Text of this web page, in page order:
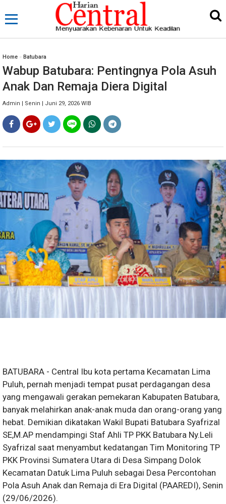
Home » Batubara
Wabup Batubara: Pentingnya Pola Asuh
Anak Dan Remaja Diera Digital
Admin | Senin | Juni 29, 2026 WIB
BATUBARA - Central Ibu kota pertama Kecamatan Lima
Puluh, pernah menjadi tempat pusat perdagangan desa
yang mengawali gerakan pemekaran Kabupaten Batubara,
banyak melahirkan anak-anak muda dan orang-orang yang
hebat. Demikian dikatakan Wakil Bupati Batubara Syafrizal
SE,M.AP mendampingi Staf Ahli TP PKK Batubara Ny.Leli
Syafrizal saat menyambut kedatangan Tim Monitoring TP
PKK Provinsi Sumatera Utara di Desa Simpang Dolok
Kecamatan Datuk Lima Puluh sebagai Desa Percontohan
Pola Asuh Anak dan Remaja di Era Digital (PAAREDI), Senin
(29/06/2026).